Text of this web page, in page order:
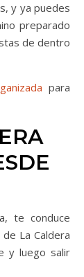
y ya puedes
preparado
de dentro
para
te conduce
La Caldera
y luego salir